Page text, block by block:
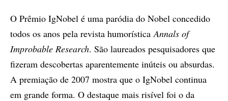
O Prêmio IgNobel é uma paródia do Nobel concedido
todos os anos pela revista humorísticaAnnals of
Improbable Research. São laureados pesquisadores que
fizeram descobertas aparentemente inúteis ou absurdas.
A premiação de 2007 mostra que o IgNobel continua
em grande forma. O destaque mais risível foi o da